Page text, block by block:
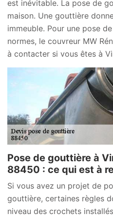
est inévitable. La pose de
maison. Une gouttière
immeuble. Pour une pose
normes, le couvreur MW
à contacter si vous êtes à
Pose de gouttière à
88450 : ce qui est à
Si vous avez un projet de
gouttière, certaines règles
niveau des crochets